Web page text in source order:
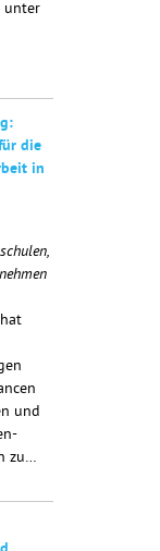
unter
die
in
und
zu…